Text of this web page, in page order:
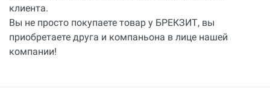
клиента.
Вы не просто покупаете товар у БРЕКЗИТ, вы
приобретаете друга и компаньона в лице нашей
компании!